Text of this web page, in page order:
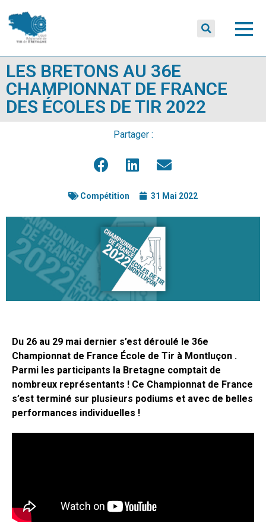
LES BRETONS AU 36E
CHAMPIONNAT DE FRANCE
DES ÉCOLES DE TIR 2022
Partager :
Compétition 31 Mai 2022
Du 26 au 29 mai dernier s’est déroulé le 36e
Championnat de France École de Tir à Montluçon .
Parmi les participants la Bretagne comptait de
nombreux représentants ! Ce Championnat de France
s’est terminé sur plusieurs podiums et avec de belles
performances individuelles !